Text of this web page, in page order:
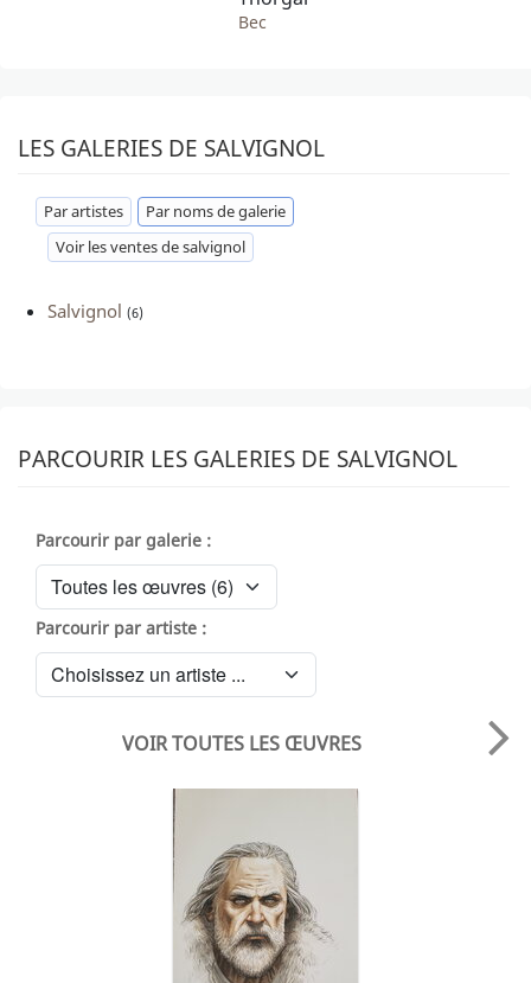
Bec
LES GALERIES DE SALVIGNOL
Par artistes
Par noms de galerie
Voir les ventes de salvignol
Salvignol (6)
PARCOURIR LES GALERIES DE SALVIGNOL
Parcourir par galerie :
Parcourir par artiste :
VOIR TOUTES LES ŒUVRES